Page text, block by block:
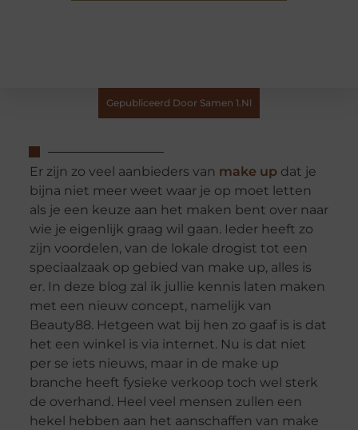
Gepubliceerd Door Samen 1.nl
Er zijn zo veel aanbieders van make up dat je
bijna niet meer weet waar je op moet letten
als je een keuze aan het maken bent over naar
wie je eigenlijk graag wil gaan. Ieder heeft zo
zijn voordelen, van de lokale drogist tot een
speciaalzaak op gebied van make up, alles is
er. In deze blog zal ik jullie kennis laten maken
met een nieuw concept, namelijk van
Beauty88. Hetgeen wat bij hen zo gaaf is is dat
het een winkel is via internet. Nu is dat niet
per se iets nieuws, maar in de make up
branche heeft fysieke verkoop toch wel sterk
de overhand. Heel veel mensen zullen een
hekel hebben aan het aanschaffen van make